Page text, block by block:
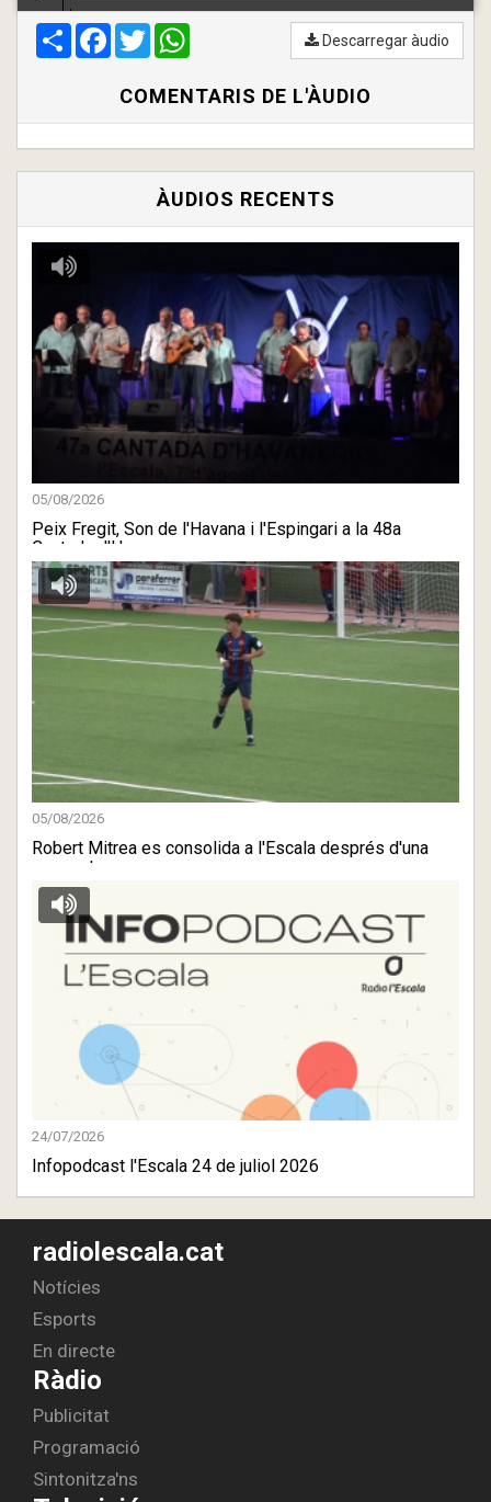
00:00/ 00:00
CompartirFacebook
Twitter Descarregar àudio
COMENTARIS DE L'ÀUDIO
ÀUDIOS RECENTS
05/08/2026
Peix Fregit, Son de l'Havana i l'Espingari a la 48a
Cantada d'H ...
05/08/2026
Robert Mitrea es consolida a l'Escala després d'una
gran estre ...
24/07/2026
Infopodcast l'Escala 24 de juliol 2026
radiolescala.cat
Notícies
Esports
En directe
Ràdio
Publicitat
Programació
Sintonitza'ns